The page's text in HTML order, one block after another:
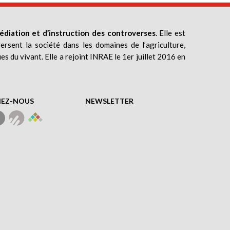
et d’instruction des controverses. Elle est
la société dans les domaines de l’agriculture,
du vivant. Elle a rejoint INRAE le 1er juillet 2016 en
NOUS NEWSLETTER